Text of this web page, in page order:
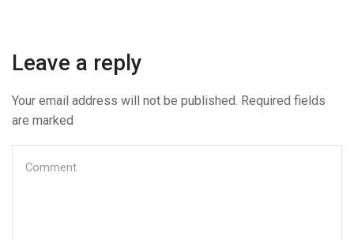
Leave a reply
Your email address will not be published. Required fields
are marked